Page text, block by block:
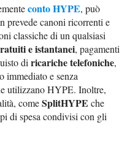
conto HYPE, può
prevede canoni ricorrenti e
classiche di un qualsiasi
e istantanei, pagamenti
diricariche telefoniche,
immediato e senza
utilizzano HYPE. Inoltre,
comeSplitHYPE che
di spesa condivisi con gli